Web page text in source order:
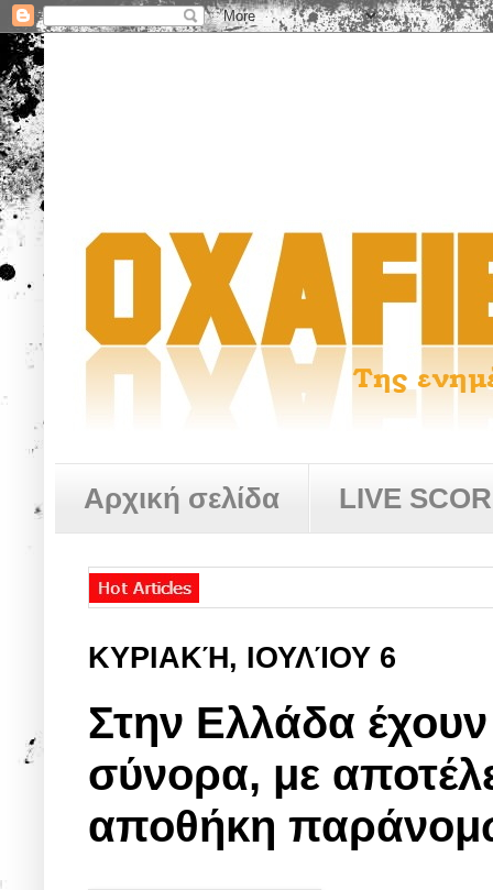
Αρχική σελίδα LIVE
ΚΥΡΙΑΚΉ, ΙΟΥΛΊΟΥ 6
Στην Ελλάδα έχουν
σύνορα, με
αποθήκη